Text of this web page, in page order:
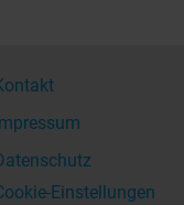
Einstellungen